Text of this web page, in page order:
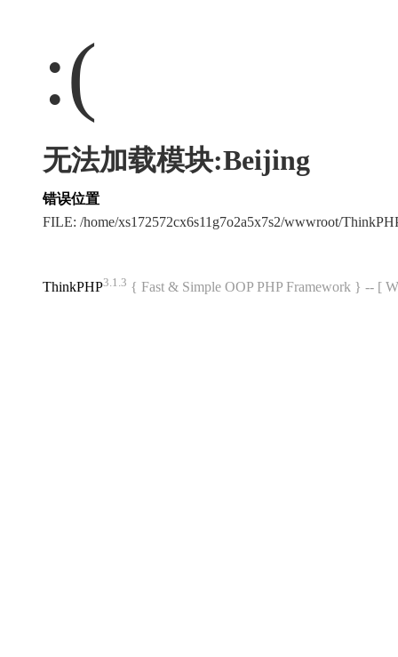
:(
无法加载模块:Beijing
错误位置
FILE: /home/xs172572cx6s11g7o2a5x7s2/wwwroot/
ThinkPHP3.1.3 { Fast & Simple OOP PHP Framework } -- [